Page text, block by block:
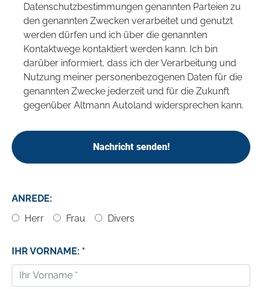
Datenschutzbestimmungen genannten Parteien zu
den genannten Zwecken verarbeitet und genutzt
werden dürfen und ich über die genannten
Kontaktwege kontaktiert werden kann. Ich bin
darüber informiert, dass ich der Verarbeitung und
Nutzung meiner personenbezogenen Daten für die
genannten Zwecke jederzeit und für die Zukunft
gegenüber Altmann Autoland widersprechen kann.
Nachricht senden!
ANREDE:
Herr
Frau Divers
IHR VORNAME: *